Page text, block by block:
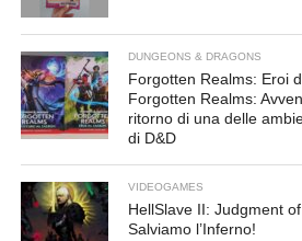
DUNGEONS & DRAGONS
Forgotten Realms: Eroi
Forgotten Realms:
ritorno di una delle
di D&D
VIDEOGAMES
HellSlave II: Judgment
Salviamo l’Inferno!